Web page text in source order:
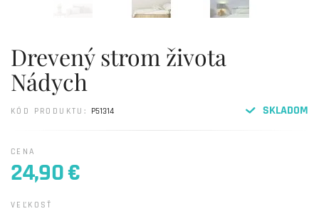
Drevený strom života
Nádych
SKLADOM
KÓD PRODUKTU: P51314
CENA
24,90 €
VEĽKOSŤ